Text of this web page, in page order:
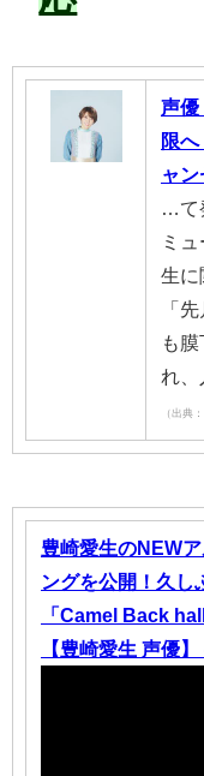
声優
限
ャ
…て
ミ
生に
「
も
れ、
（出典
豊崎愛生のNEW
ングを公開！久し
「Camel Back
【豊崎愛生 声優